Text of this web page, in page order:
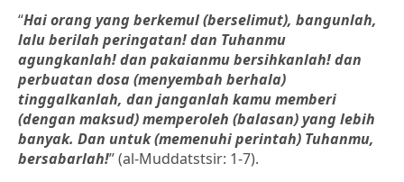
“Hai orang yang berkemul (berselimut), bangunlah,
lalu berilah peringatan!dan Tuhanmu
agungkanlah!dan pakaianmu bersihkanlah!dan
perbuatan dosa (menyembah berhala)
tinggalkanlah, dan janganlah kamu memberi
(dengan maksud) memperoleh (balasan) yang lebih
banyak. Dan untuk (memenuhi perintah) Tuhanmu,
bersabarlah!” (al-Muddatstsir: 1-7).